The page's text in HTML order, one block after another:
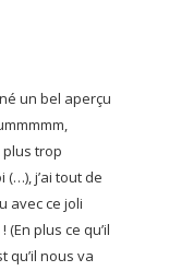
un bel aperçu
plus trop
j’ai tout de
avec ce joli
plus ce qu’il
qu’il nous va